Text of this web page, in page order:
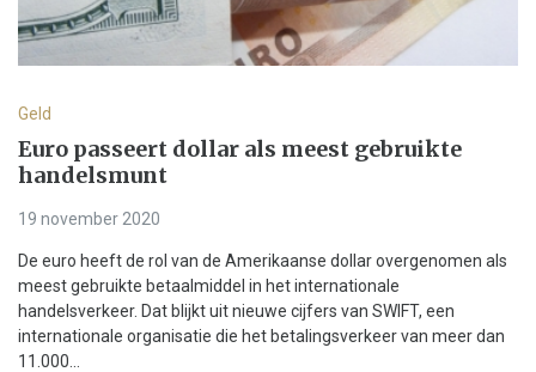
Geld
Euro passeert dollar als meest gebruikte
handelsmunt
19 november 2020
De euro heeft de rol van de Amerikaanse dollar overgenomen als
meest gebruikte betaalmiddel in het internationale
handelsverkeer. Dat blijkt uit nieuwe cijfers van SWIFT, een
internationale organisatie die het betalingsverkeer van meer dan
11.000...